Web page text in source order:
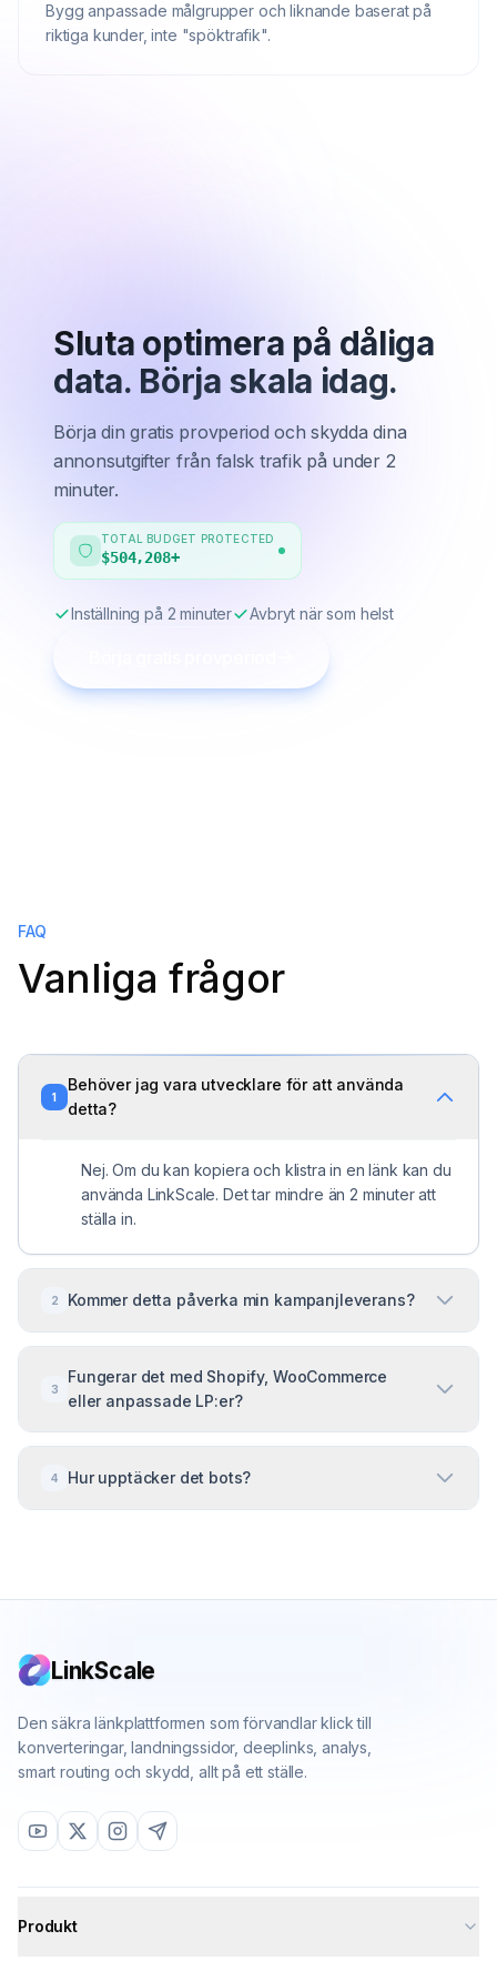
Bygg anpassade målgrupper och liknande baserat på
riktiga kunder, inte "spöktrafik".
Sluta optimera på dåliga
data. Börja skala idag.
Börja din gratis provperiod och skydda dina
annonsutgifter från falsk trafik på under 2
minuter.
TOTAL BUDGET PROTECTED
$504,213+
Inställning på 2 minuter Avbryt när som helst
FAQ
Vanliga frågor
1
Behöver jag vara utvecklare för att använda
detta?
Nej. Om du kan kopiera och klistra in en länk kan du
använda LinkScale. Det tar mindre än 2 minuter att
ställa in.
2 Kommer detta påverka min kampanjleverans?
hjälper du annonsplattformens algoritm att fokusera
på användare som är mest benägna att konvertera.
3
Fungerar det med Shopify, WooCommerce
eller anpassade LP:er?
kompatibelt med varje webbplats, landningssida
eller e-handelsplattform.
4 Hur upptäcker det bots?
LinkScale
Den säkra länkplattformen som förvandlar klick till
konverteringar, landningssidor, deeplinks, analys,
smart routing och skydd, allt på ett ställe.
Produkt